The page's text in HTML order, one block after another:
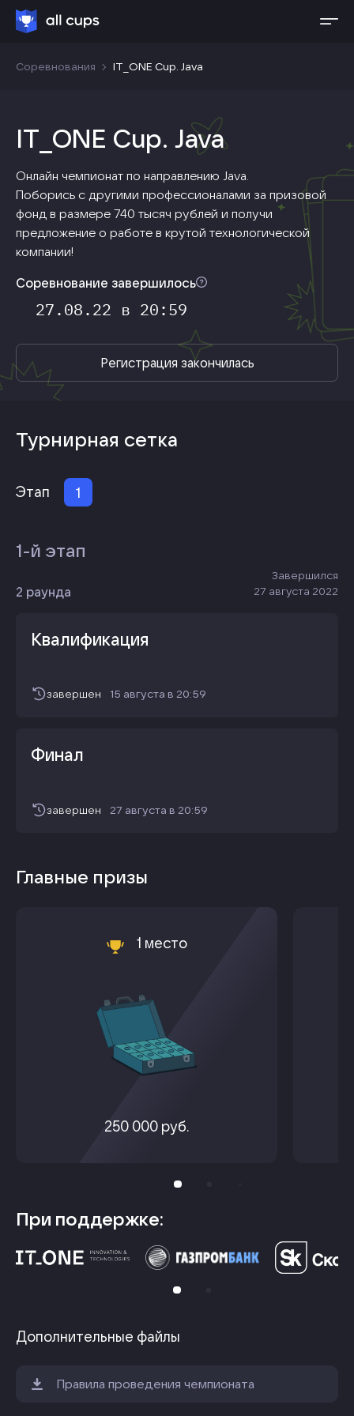
Соревнования IT_ONE Cup. Java
IT_ONE Cup. Java
Онлайн чемпионат по направлению Java.
Поборись с другими профессионалами за призовой
фонд в размере 740 тысяч рублей и получи
предложение о работе в крутой технологической
компании!
Регистрация закончилась
Соревнование завершилось
27.08.22 в 20:59
Турнирная сетка
Этап 1
1-й этап
2 раунда
Завершился
27 августа 2022
Квалификация
завершен 15 августа в 20:59
Финал
завершен 27 августа в 20:59
Главные призы
1 место
250 000 руб.
При поддержке:
Дополнительные файлы
Правила проведения чемпионата